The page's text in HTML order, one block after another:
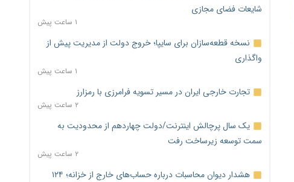
شایعات فضای مجازی
۱ ساعت پیش
نسخه قطعه‌سازان برای سایپا؛ خروج دولت از مدیریت پیش از
واگذاری
۱ ساعت پیش
تجارت خارجی ایران در مسیر تسویه فرامرزی با رمزارز
۲ ساعت پیش
یک سال پرچالش اینترنت/دولت چهاردهم از محدودیت به
سمت توسعه زیرساخت رفت
۲ ساعت پیش
هشدار دیوان محاسبات درباره حساب‌های خارج از خزانه؛ ۱۲۴